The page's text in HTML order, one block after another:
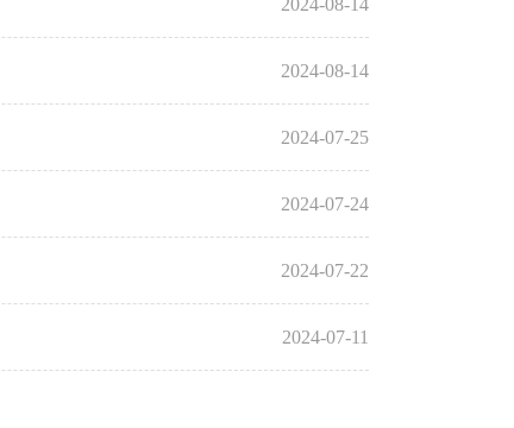
2024-08-14
2024-08-14
2024-07-25
2024-07-24
2024-07-22
2024-07-11